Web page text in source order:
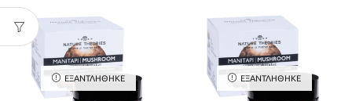
ΕΞΑΝΤΛΉΘΗΚΕ ΕΞΑΝΤΛΉΘΗΚΕ